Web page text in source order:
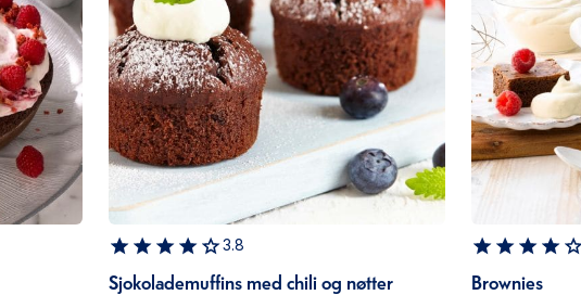
3.8
Sjokolademuffins med chili og nøtter Brownies